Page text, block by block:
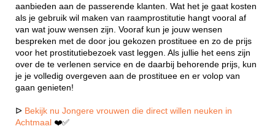
aanbieden aan de passerende klanten. Wat het je gaat kosten
als je gebruik wil maken van raamprostitutie hangt vooral af
van wat jouw wensen zijn. Vooraf kun je jouw wensen
bespreken met de door jou gekozen prostituee en zo de prijs
voor het prostitutiebezoek vast leggen. Als jullie het eens zijn
over de te verlenen service en de daarbij behorende prijs, kun
je je volledig overgeven aan de prostituee en er volop van
gaan genieten!
ᐅ Bekijk nu Jongere vrouwen die direct willen neuken in
Achtmaal ❤️✅